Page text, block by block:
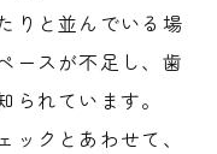
りと並んでいる場
ースが不足し、歯
れています。
クとあわせて、